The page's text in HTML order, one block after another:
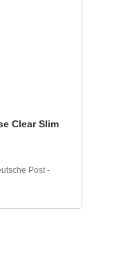
Clear Slim
Post -